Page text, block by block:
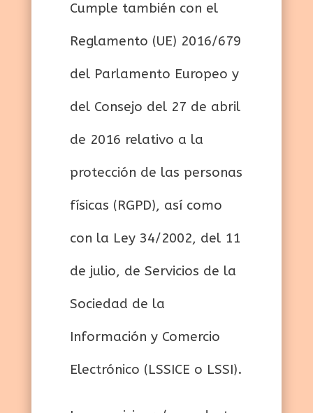
Cumple también con el
Reglamento (UE) 2016/679
del Parlamento Europeo y
del Consejo del 27 de abril
de 2016 relativo a la
protección de las personas
físicas (RGPD), así como
con la Ley 34/2002, del 11
de julio, de Servicios de la
Sociedad de la
Información y Comercio
Electrónico (LSSICE o LSSI).